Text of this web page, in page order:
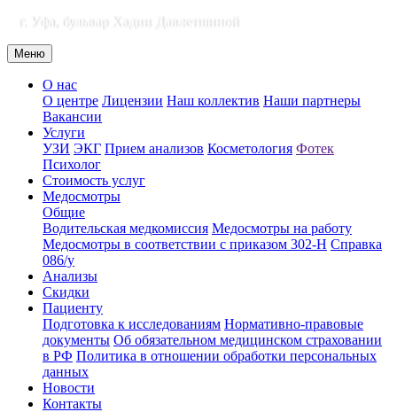
г. Уфа, бульвар Хадии Давлетшиной
Меню
О нас
О центре Лицензии Наш коллектив Наши партнеры
Вакансии
Услуги
УЗИ ЭКГ Прием анализов Косметология Фотек
Психолог
Стоимость услуг
Медосмотры
Общие
Водительская медкомиссия Медосмотры на работу
Медосмотры в соответствии с приказом 302-Н Справка
086/у
Анализы
Скидки
Пациенту
Подготовка к исследованиям Нормативно-правовые
документы Об обязательном медицинском страховании
в РФ Политика в отношении обработки персональных
данных
Новости
Контакты